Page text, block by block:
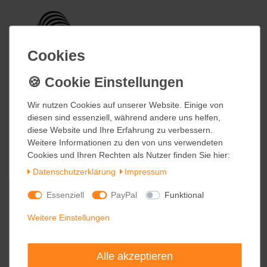
Cookies
Wir nutzen Cookies auf unserer Website. Einige von
diesen sind essenziell, während andere uns helfen,
diese Website und Ihre Erfahrung zu verbessern.
Weitere Informationen zu den von uns verwendeten
Cookies und Ihren Rechten als Nutzer finden Sie hier:
Daten­schutz­erklärung
Impressum
Essenziell PayPal Funktional
Weitere Einstellungen
Alle akzeptieren
Cookies
Wir nutzen Cookies auf unserer Website. Einige von
diesen sind essenziell, während andere uns helfen,
diese Website und Ihre Erfahrung zu verbessern.
Weitere Informationen zu den von uns verwendeten
Cookies und Ihren Rechten als Nutzer finden Sie hier:
Daten­schutz­erklärung
Impressum
Essenziell PayPal Funktional
Weitere Einstellungen
Alle akzeptieren